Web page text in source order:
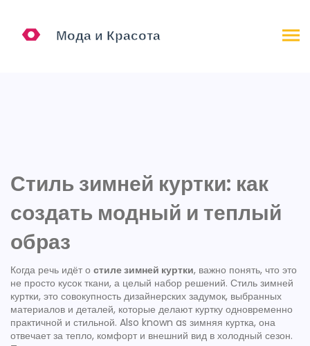
Стиль зимней куртки: как
создать модный и теплый
образ
Когда речь идёт о стиле зимней куртки, важно понять, что это
не просто кусок ткани, а целый набор решений. Стиль зимней
куртки, это совокупность дизайнерских задумок, выбранных
материалов и деталей, которые делают куртку одновременно
практичной и стильной. Also known as зимняя куртка, она
отвечает за тепло, комфорт и внешний вид в холодный сезон.